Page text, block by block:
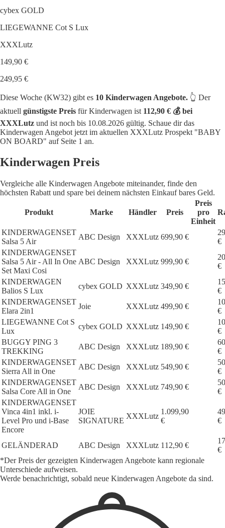
cybex GOLD
LIEGEWANNE Cot S Lux
XXXLutz
149,90 €
249,95 €
Diese Woche (KW32) gibt es 10 Kinderwagen Angebote. 👆 Der
aktuell günstigste Preis für Kinderwagen ist 112,90 € 💰 bei
XXXLutz und ist noch bis 10.08.2026 gültig. Schaue dir das
Kinderwagen Angebot jetzt im aktuellen XXXLutz Prospekt "BABY
ON BOARD" auf Seite 1 an.
Kinderwagen Preis
Vergleiche alle Kinderwagen Angebote miteinander, finde den
höchsten Rabatt und spare bei deinem nächsten Einkauf bares Geld.
Produkt Marke Händler Preis
Preis
pro
Einheit
KINDERWAGENSET
Salsa 5 Air
ABC Design XXXLutz 699,90 €
€
KINDERWAGENSET
Salsa 5 Air - All In One
Set Maxi Cosi
ABC Design XXXLutz 999,90 €
€
KINDERWAGEN
Balios S Lux
cybex GOLD XXXLutz 349,90 €
€
KINDERWAGENSET
Elara 2in1
Joie XXXLutz 499,90 €
€
LIEGEWANNE Cot S
Lux
cybex GOLD XXXLutz 149,90 €
€
BUGGY PING 3
TREKKING
ABC Design XXXLutz 189,90 €
€
KINDERWAGENSET
Sierra All in One
ABC Design XXXLutz 549,90 €
€
KINDERWAGENSET
Salsa Core All in One
ABC Design XXXLutz 749,90 €
€
KINDERWAGENSET
Vinca 4in1 inkl. i-
Level Pro und i-Base
Encore
JOIE
SIGNATURE
XXXLutz
1.099,90
€
€
GELÄNDERAD ABC Design XXXLutz 112,90 €
€
*Der Preis der gezeigten Kinderwagen Angebote kann regionale
Unterschiede aufweisen.
Werde benachrichtigt, sobald neue Kinderwagen Angebote da sind.